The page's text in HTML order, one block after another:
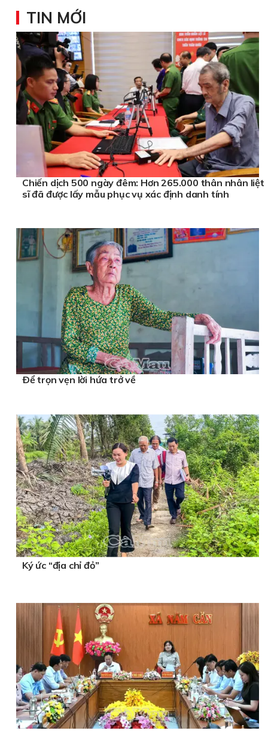
TIN MỚI
Chiến dịch 500 ngày đêm: Hơn 265.000 thân nhân liệt
sĩ đã được lấy mẫu phục vụ xác định danh tính
Ðể trọn vẹn lời hứa trở về
Ký ức “địa chỉ đỏ”